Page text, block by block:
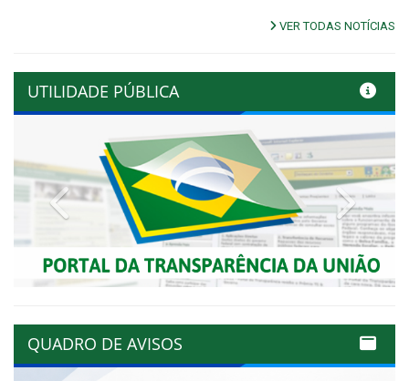
VER TODAS NOTÍCIAS
UTILIDADE PÚBLICA
Previous Next
QUADRO DE AVISOS